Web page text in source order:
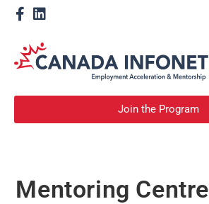
Join the Program
Mentoring Centre